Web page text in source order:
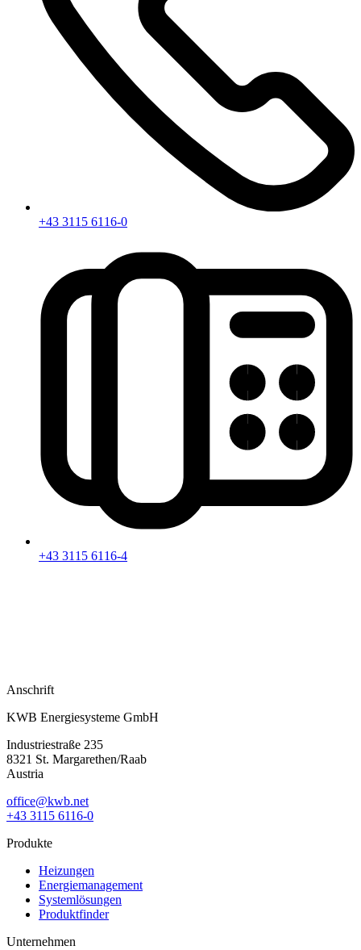
+43 3115 6116-0
+43 3115 6116-4
Anschrift
KWB Energiesysteme GmbH
Industriestraße 235
8321 St. Margarethen/Raab
Austria
office@kwb.net
+43 3115 6116-0
Produkte
Heizungen
Energiemanagement
Systemlösungen
Produktfinder
Unternehmen